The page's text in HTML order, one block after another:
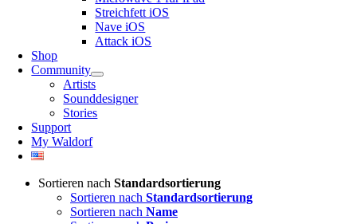
Streichfett iOS
Nave iOS
Attack iOS
Shop
Community
Artists
Sounddesigner
Stories
Support
My Waldorf
Sortieren nach Standardsortierung
Sortieren nach Standardsortierung
Sortieren nach Name